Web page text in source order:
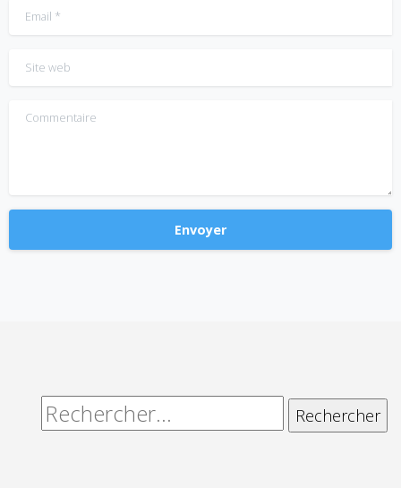
Email*
Site web
Commentaire
Rechercher :